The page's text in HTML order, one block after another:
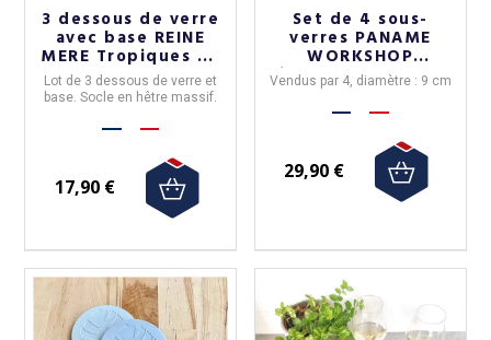
3 dessous de verre
avec base REINE
MERE Tropiques en
hêtre
Lot de 3 dessous de verre et
base. Socle en hêtre massif.
17,90 €
Set de 4 sous-
verres PANAME
WORKSHOP
Limonade en béton
Vendus par 4, diamètre : 9 cm
29,90 €